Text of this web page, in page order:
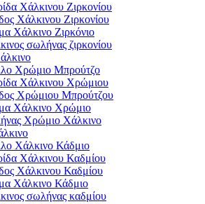
Χάλκινου Ζιρκονίου
Χάλκινου Ζιρκονίου
Χάλκινο Ζιρκόνιο
σωλήνας ζιρκονίου
Χρώμιο Μπρούτζο
Χάλκινου Χρώμιου
Χρώμιου Μπρούτζου
Χάλκινο Χρώμιο
Χρώμιο Χάλκινο
Χάλκινο Κάδμιο
Χάλκινου Καδμίου
Χάλκινου Καδμίου
Χάλκινο Κάδμιο
σωλήνας καδμίου